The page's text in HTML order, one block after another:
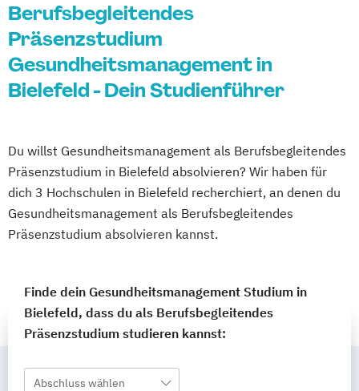
Berufsbegleitendes
Präsenzstudium
Gesundheitsmanagement in
Bielefeld - Dein Studienführer
Du willst Gesundheitsmanagement als Berufsbegleitendes
Präsenzstudium in Bielefeld absolvieren? Wir haben für
dich 3 Hochschulen in Bielefeld recherchiert, an denen du
Gesundheitsmanagement als Berufsbegleitendes
Präsenzstudium absolvieren kannst.
Finde dein Gesundheitsmanagement Studium in
Bielefeld, dass du als Berufsbegleitendes
Präsenzstudium studieren kannst:
Abschluss wählen